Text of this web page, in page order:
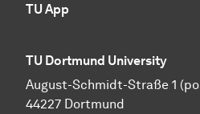
TU App
TU Dortmund University
August-Schmidt-Straße 1
44227 Dortmund